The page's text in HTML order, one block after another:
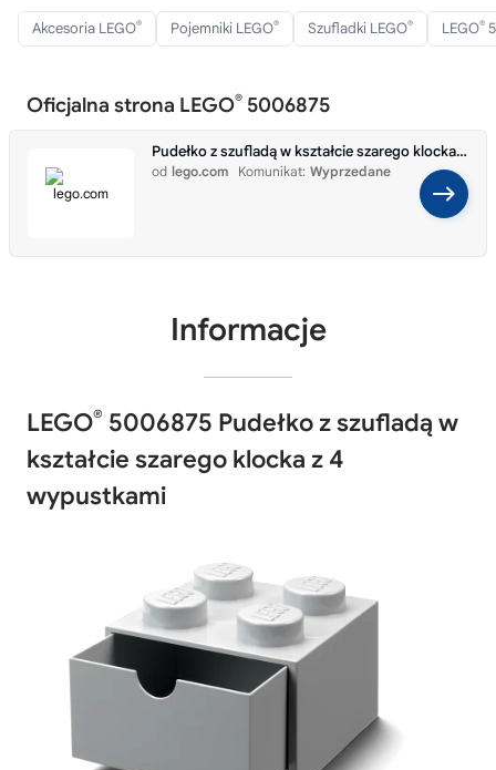
Akcesoria LEGO® Pojemniki LEGO® Szufladki LEGO® LEGO®
Oficjalna strona LEGO® 5006875
Pudełko z szufladą w kształcie szarego klocka z 4 wypustkami 5006875
od lego.com Komunikat: Wyprzedane
Informacje
LEGO® 5006875 Pudełko z szufladą w
kształcie szarego klocka z 4
wypustkami